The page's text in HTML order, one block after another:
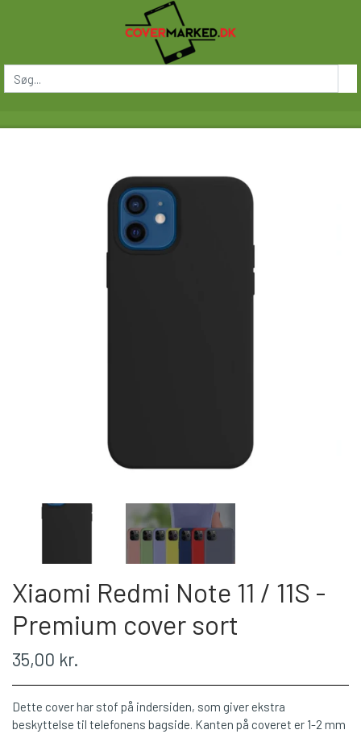
Xiaomi Redmi Note 11 / 11S -
Premium cover sort
35,00 kr.
Dette cover har stof på indersiden, som giver ekstra
beskyttelse til telefonens bagside. Kanten på coveret er 1-2 mm